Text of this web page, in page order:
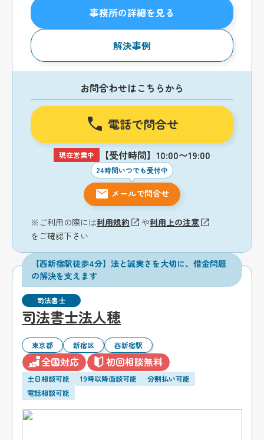
事務所の詳細を見る
解決事例
お問合わせはこちらから
電話で問合せ
現在営業中 【受付時間】10:00〜19:00
24時間いつでも受付中
メールで問合せ
※ご利用の際には利用規約 や利用上の注意
をご確認下さい
【西新宿駅徒歩4分】法と誠実さを大切に、借金問題
の解決を支えます
司法書士
司法書士法人穂
東京都 新宿区 西新宿駅
全国対応 初回相談無料
土日相談可能 19時以降面談可能
分割払い可能
電話相談可能